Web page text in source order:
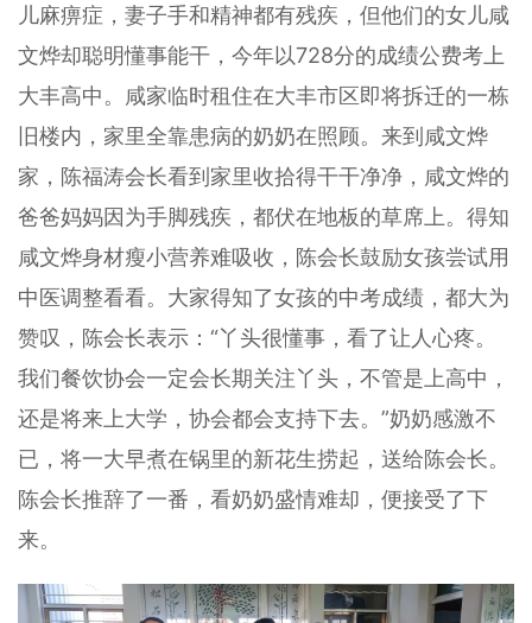
儿麻痹症，妻子手和精神都有残疾，但他们的女儿咸
文烨却聪明懂事能干，今年以728分的成绩公费考上
大丰高中。咸家临时租住在大丰市区即将拆迁的一栋
旧楼内，家里全靠患病的奶奶在照顾。来到咸文烨
家，陈福涛会长看到家里收拾得干干净净，咸文烨的
爸爸妈妈因为手脚残疾，都伏在地板的草席上。得知
咸文烨身材瘦小营养难吸收，陈会长鼓励女孩尝试用
中医调整看看。大家得知了女孩的中考成绩，都大为
赞叹，陈会长表示：“丫头很懂事，看了让人心疼。
我们餐饮协会一定会长期关注丫头，不管是上高中，
还是将来上大学，协会都会支持下去。”奶奶感激不
已，将一大早煮在锅里的新花生捞起，送给陈会长。
陈会长推辞了一番，看奶奶盛情难却，便接受了下
来。